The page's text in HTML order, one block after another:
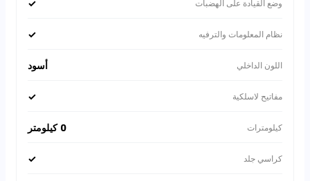
وضع القيادة على الهضبات
نظام المعلومات والترفيه ✓
اللون الداخلي أسود
مفاتيح لاسلكية ✓
كيلومترات 0 كيلومتر
كراسي جلد ✓